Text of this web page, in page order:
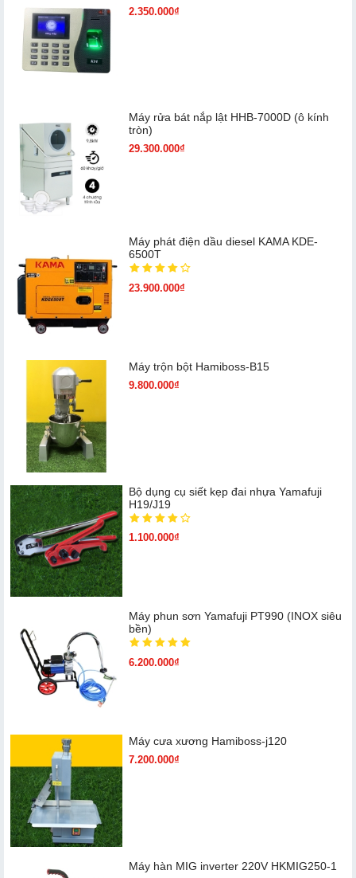
2.350.000₫
Máy rửa bát nắp lật HHB-7000D (ô kính
tròn)
29.300.000₫
Máy phát điện dầu diesel KAMA KDE-
6500T
23.900.000₫
Máy trộn bột Hamiboss-B15
9.800.000₫
Bộ dụng cụ siết kẹp đai nhựa Yamafuji
H19/J19
1.100.000₫
Máy phun sơn Yamafuji PT990 (INOX siêu
bền)
6.200.000₫
Máy cưa xương Hamiboss-j120
7.200.000₫
Máy hàn MIG inverter 220V HKMIG250-1